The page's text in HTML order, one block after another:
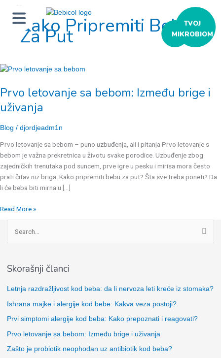
ТVOJ
MIKROBIOM
Kako Pripremiti Bebu
Za Put
Prvo letovanje sa bebom: Između brige i
uživanja
Blog / djordjeadm1n
Prvo letovanje sa bebom – puno uzbuđenja, ali i pitanja Prvo letovanje s
bebom je važna prekretnica u životu svake porodice. Uzbuđenje zbog
zajedničkih trenutaka pod suncem, prve igre u pesku i mirisa mora često
prati čitav niz briga: Kako pripremiti bebu za put? Šta sve treba poneti? Da
li će beba biti mirna u […]
Prvo
sa
bebom:
Između
uživanja
Read More »
t
r
a
a
Skorašnji članci
Letnja razdražljivost kod beba: da li nervoza leti kreće iz stomaka?
Ishrana majke i alergije kod bebe: Kakva veza postoji?
Prvi simptomi alergije kod beba: Kako prepoznati i reagovati?
Prvo letovanje sa bebom: Između brige i uživanja
Zašto je probiotik neophodan uz antibiotik kod beba?